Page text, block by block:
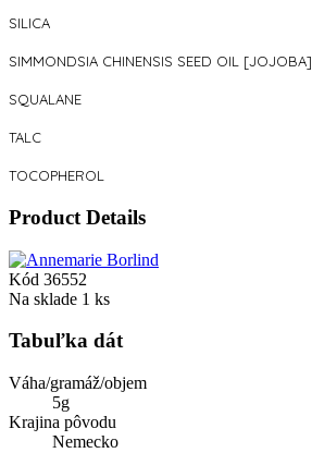
SILICA
SIMMONDSIA CHINENSIS SEED OIL [JOJOBA]
SQUALANE
TALC
TOCOPHEROL
Product Details
Kód 36552
Na sklade 1 ks
Tabuľka dát
Váha/gramáž/objem
5g
Krajina pôvodu
Nemecko